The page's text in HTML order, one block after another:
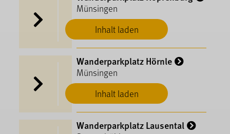
Inhalt laden
Münsingen
Inhalt laden
Wanderparkplatz Hörnle
Münsingen
Wanderparkplatz Lausental